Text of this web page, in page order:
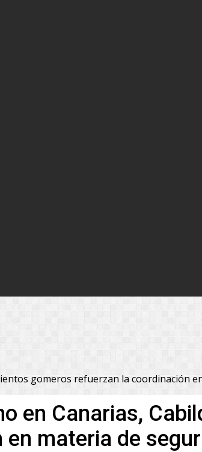
gomeros refuerzan la coordinación
en Canarias,
materia de